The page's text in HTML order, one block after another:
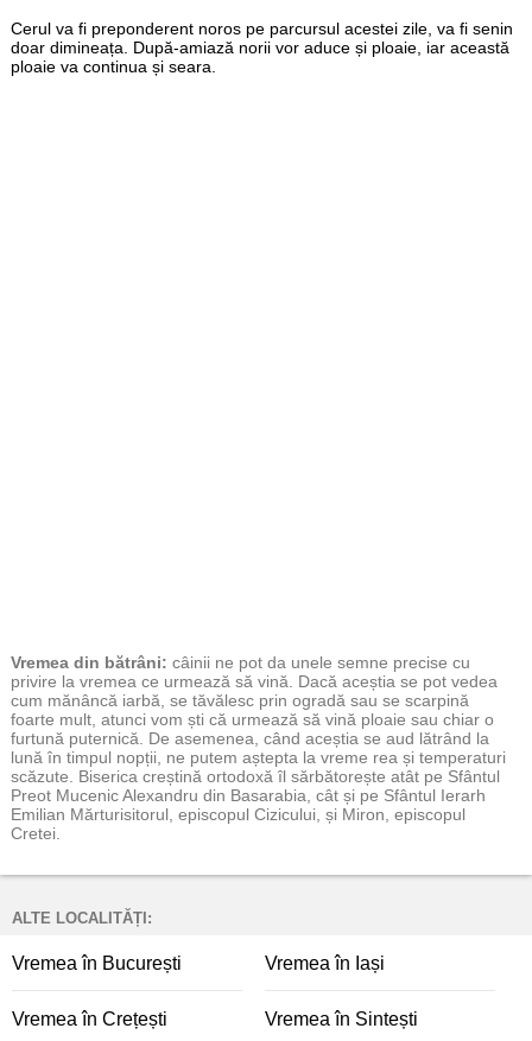
Cerul va fi preponderent noros pe parcursul acestei zile, va fi senin
doar dimineața. După-amiază norii vor aduce și ploaie, iar această
ploaie va continua și seara.
Vremea din bătrâni: câinii ne pot da unele semne precise cu
privire la vremea ce urmează să vină. Dacă aceștia se pot vedea
cum mănâncă iarbă, se tăvălesc prin ogradă sau se scarpină
foarte mult, atunci vom ști că urmează să vină ploaie sau chiar o
furtună puternică. De asemenea, când aceștia se aud lătrând la
lună în timpul nopții, ne putem aștepta la vreme rea și temperaturi
scăzute. Biserica creștină ortodoxă îl sărbătorește atât pe Sfântul
Preot Mucenic Alexandru din Basarabia, cât și pe Sfântul Ierarh
Emilian Mărturisitorul, episcopul Cizicului, și Miron, episcopul
Cretei.
ALTE LOCALITĂȚI:
Vremea în București Vremea în Iași
Vremea în Crețești Vremea în Sintești